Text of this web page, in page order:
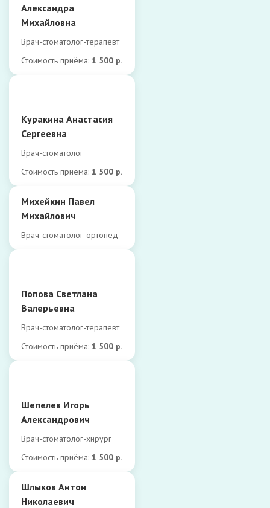
Александра
Михайловна
Врач-стоматолог-терапевт
Стоимость приёма: 1 500 р.
Куракина Анастасия
Сергеевна
Врач-стоматолог
Стоимость приёма: 1 500 р.
Михейкин Павел
Михайлович
Врач-стоматолог-ортопед
Попова Светлана
Валерьевна
Врач-стоматолог-терапевт
Стоимость приёма: 1 500 р.
Шепелев Игорь
Александрович
Врач-стоматолог-хирург
Стоимость приёма: 1 500 р.
Шлыков Антон
Николаевич